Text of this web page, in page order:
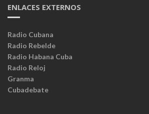
ENLACES EXTERNOS
Radio Cubana
Radio Rebelde
Radio Habana Cuba
Radio Reloj
Granma
Cubadebate